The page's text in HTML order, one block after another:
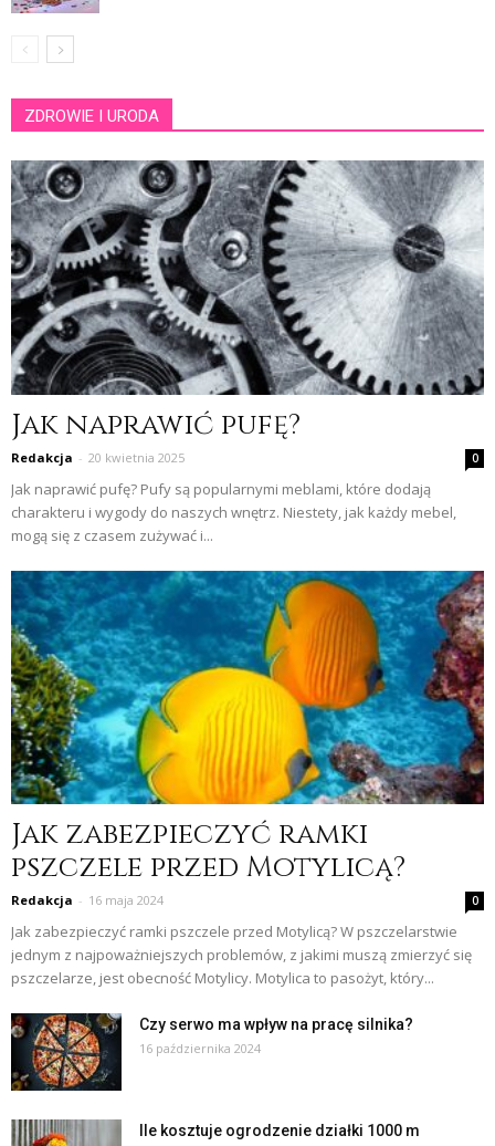
ZDROWIE I URODA
Jak naprawić pufę?
Redakcja - 20 kwietnia 2025 0
Jak naprawić pufę? Pufy są popularnymi meblami, które dodają
charakteru i wygody do naszych wnętrz. Niestety, jak każdy mebel,
mogą się z czasem zużywać i...
Jak zabezpieczyć ramki
pszczele przed Motylicą?
Redakcja - 16 maja 2024 0
Jak zabezpieczyć ramki pszczele przed Motylicą? W pszczelarstwie
jednym z najpoważniejszych problemów, z jakimi muszą zmierzyć się
pszczelarze, jest obecność Motylicy. Motylica to pasożyt, który...
Czy serwo ma wpływ na pracę silnika?
16 października 2024
Ile kosztuje ogrodzenie działki 1000 m